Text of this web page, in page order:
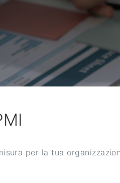
per la tua